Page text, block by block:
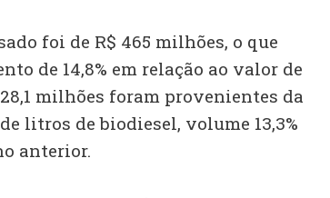
foi de R$ 465 milhões, o que
de 14,8% em relação ao valor de
milhões foram provenientes da
litros de biodiesel, volume 13,3%
anterior.